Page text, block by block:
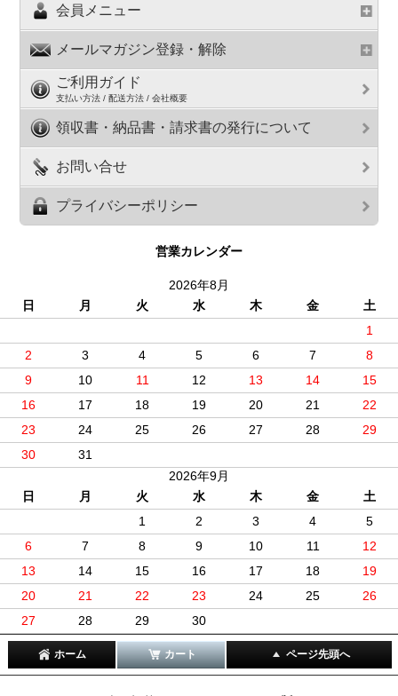
会員メニュー
メールマガジン登録・解除
ご利用ガイド
支払い方法 / 配送方法 / 会社概要
領収書・納品書・請求書の発行について
お問い合せ
プライバシーポリシー
営業カレンダー
2026年8月
日
月 火 水 木 金
土
1
2
3 4 5 6 7
8
9
10 11 12 13 14
15
16
17 18 19 20 21
22
23
24 25 26 27 28
29
30
31
2026年9月
日
月 火 水 木 金
土
1
2 3 4
5
6
7 8 9 10 11
12
13
14 15 16 17 18
19
20
21 22 23 24 25
26
27
28 29 30
ホーム カート ページ先頭へ